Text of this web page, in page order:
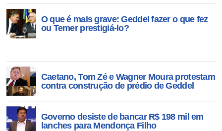
O que é mais grave: Geddel fazer o que fez
ou Temer prestigiá-lo?
Caetano, Tom Zé e Wagner Moura protestam
contra construção de prédio de Geddel
Governo desiste de bancar R$ 198 mil em
lanches para Mendonça Filho